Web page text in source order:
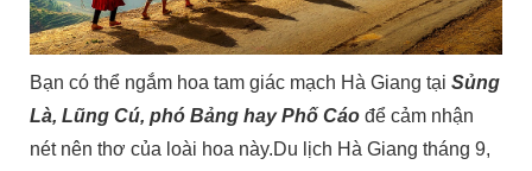
Bạn có thể ngắm hoa tam giác mạch Hà Giang tạiSủng
Là, Lũng Cú, phó Bảng hay Phố Cáo để cảm nhận
nét nên thơ của loài hoa này.Du lịch Hà Giang tháng 9,